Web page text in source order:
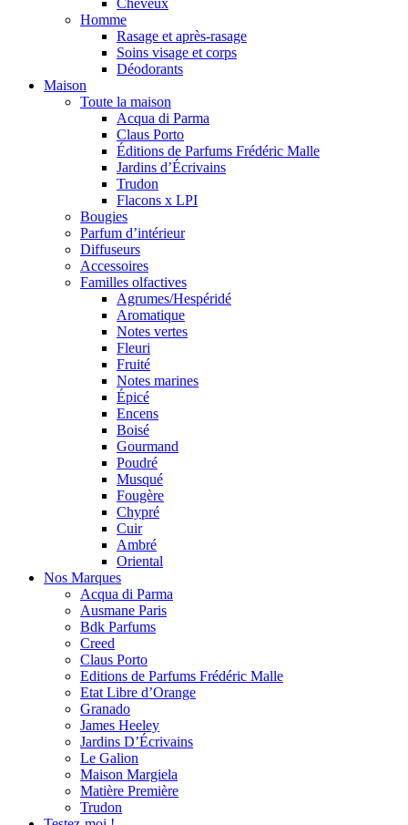
Cheveux
Homme
Rasage et après-rasage
Soins visage et corps
Déodorants
Maison
Toute la maison
Acqua di Parma
Claus Porto
Éditions de Parfums Frédéric Malle
Jardins d’Écrivains
Trudon
Flacons x LPI
Bougies
Parfum d’intérieur
Diffuseurs
Accessoires
Familles olfactives
Agrumes/Hespéridé
Aromatique
Notes vertes
Fleuri
Fruité
Notes marines
Épicé
Encens
Boisé
Gourmand
Poudré
Musqué
Fougère
Chypré
Cuir
Ambré
Oriental
Nos Marques
Acqua di Parma
Ausmane Paris
Bdk Parfums
Creed
Claus Porto
Editions de Parfums Frédéric Malle
Etat Libre d’Orange
Granado
James Heeley
Jardins D’Écrivains
Le Galion
Maison Margiela
Matière Première
Trudon